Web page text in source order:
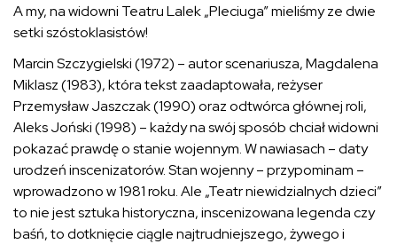
A my, na widowni Teatru Lalek „Pleciuga” mieliśmy ze dwie
setki szóstoklasistów!
Marcin Szczygielski (1972) – autor scenariusza, Magdalena
Miklasz (1983), która tekst zaadaptowała, reżyser
Przemysław Jaszczak (1990) oraz odtwórca głównej roli,
Aleks Joński (1998) – każdy na swój sposób chciał widowni
pokazać prawdę o stanie wojennym. W nawiasach – daty
urodzeń inscenizatorów. Stan wojenny – przypominam –
wprowadzono w 1981 roku. Ale „Teatr niewidzialnych dzieci”
to nie jest sztuka historyczna, inscenizowana legenda czy
baśń, to dotknięcie ciągle najtrudniejszego, żywego i